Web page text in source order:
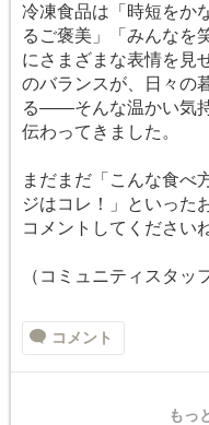
冷凍食品は「時短をか
るご褒美」「みんなを
にさまざまな表情を見
のバランスが、日々の
る――そんな温かい気
伝わってきました。
まだまだ「こんな食べ
ジはコレ！」といった
コメントしてください
（コミュニティスタッ
コメント
もっ